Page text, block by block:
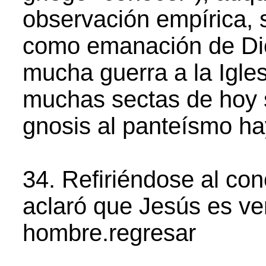
observación empírica,
como emanación de
mucha guerra a la
muchas sectas de
gnosis al panteísmo
34. Refiriéndose al
aclaró que Jesús es
hombre.regresar